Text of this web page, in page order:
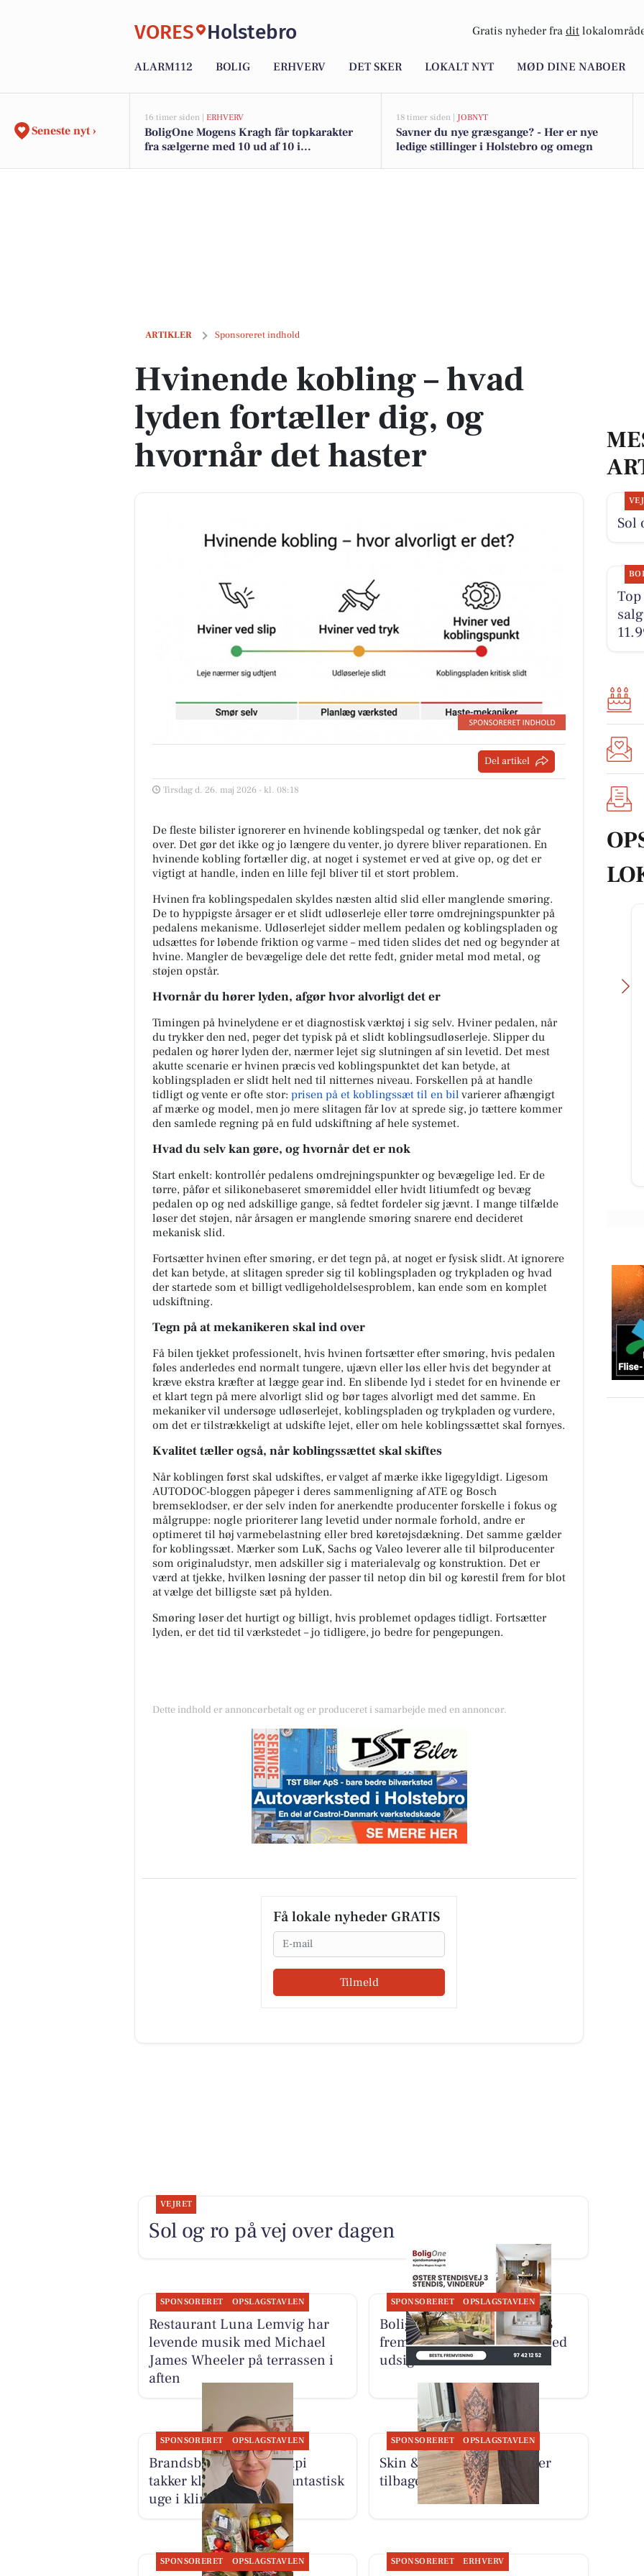
VORES Holstebro Gratis nyheder fra dit
ALARM112 BOLIG ERHVERV DET SKER LOKALT NYT MØD DINE NABOER
Seneste nyt ›
16 timer siden | ERHVERV
BoligOne Mogens Kragh får topkarakter
fra sælgerne med 10 ud af 10 i
18 timer siden | JOBNYT
Savner du nye græsgange? - Her er nye
ledige stillinger i Holstebro og omegn
ARTIKLER Sponsoreret indhold
Hvinende kobling – hvad lyden fortæller dig, og hvornår det haster
Hvinende kobling – hvad
lyden fortæller dig, og
hvornår det haster
Del artikel
Tirsdag d. 26. maj 2026 - kl. 08:18
De fleste bilister ignorerer en hvinende koblingspedal og tænker, det nok går
over. Det gør det ikke og jo længere du venter, jo dyrere bliver reparationen. En
hvinende kobling fortæller dig, at noget i systemet er ved at give op, og det er
vigtigt at handle, inden en lille fejl bliver til et stort problem.
Hvinen fra koblingspedalen skyldes næsten altid slid eller manglende smøring.
De to hyppigste årsager er et slidt udløserleje eller tørre omdrejningspunkter på
pedalens mekanisme. Udløserlejet sidder mellem pedalen og koblingspladen og
udsættes for løbende friktion og varme – med tiden slides det ned og begynder at
hvine. Mangler de bevægelige dele det rette fedt, gnider metal mod metal, og
støjen opstår.
Hvornår du hører lyden, afgør hvor alvorligt det er
Timingen på hvinelydene er et diagnostisk værktøj i sig selv. Hviner pedalen, når
du trykker den ned, peger det typisk på et slidt koblingsudløserleje. Slipper du
pedalen og hører lyden der, nærmer lejet sig slutningen af sin levetid. Det mest
akutte scenarie er hvinen præcis ved koblingspunktet det kan betyde, at
koblingspladen er slidt helt ned til nitternes niveau. Forskellen på at handle
tidligt og vente er ofte stor: prisen på et koblingssæt til en bil varierer afhængigt
af mærke og model, men jo mere slitagen får lov at sprede sig, jo tættere kommer
den samlede regning på en fuld udskiftning af hele systemet.
Hvad du selv kan gøre, og hvornår det er nok
Start enkelt: kontrollér pedalens omdrejningspunkter og bevægelige led. Er de
tørre, påfør et silikonebaseret smøremiddel eller hvidt litiumfedt og bevæg
pedalen op og ned adskillige gange, så fedtet fordeler sig jævnt. I mange tilfælde
løser det støjen, når årsagen er manglende smøring snarere end decideret
mekanisk slid.
Fortsætter hvinen efter smøring, er det tegn på, at noget er fysisk slidt. At ignorere
det kan betyde, at slitagen spreder sig til koblingspladen og trykpladen og hvad
der startede som et billigt vedligeholdelsesproblem, kan ende som en komplet
udskiftning.
Tegn på at mekanikeren skal ind over
Få bilen tjekket professionelt, hvis hvinen fortsætter efter smøring, hvis pedalen
føles anderledes end normalt tungere, ujævn eller løs eller hvis det begynder at
kræve ekstra kræfter at lægge gear ind. En slibende lyd i stedet for en hvinende er
et klart tegn på mere alvorligt slid og bør tages alvorligt med det samme. En
mekaniker vil undersøge udløserlejet, koblingspladen og trykpladen og vurdere,
om det er tilstrækkeligt at udskifte lejet, eller om hele koblingssættet skal fornyes.
Kvalitet tæller også, når koblingssættet skal skiftes
Når koblingen først skal udskiftes, er valget af mærke ikke ligegyldigt. Ligesom
AUTODOC-bloggen påpeger i deres sammenligning af ATE og Bosch
bremseklodser, er der selv inden for anerkendte producenter forskelle i fokus og
målgruppe: nogle prioriterer lang levetid under normale forhold, andre er
optimeret til høj varmebelastning eller bred køretøjsdækning. Det samme gælder
for koblingssæt. Mærker som LuK, Sachs og Valeo leverer alle til bilproducenter
som originaludstyr, men adskiller sig i materialevalg og konstruktion. Det er
værd at tjekke, hvilken løsning der passer til netop din bil og kørestil frem for blot
at vælge det billigste sæt på hylden.
Smøring løser det hurtigt og billigt, hvis problemet opdages tidligt. Fortsætter
lyden, er det tid til værkstedet – jo tidligere, jo bedre for pengepungen.
Dette indhold er annoncørbetalt og er produceret i samarbejde med en annoncør.
Få lokale nyheder GRATIS
Email
Tilmeld
Sol
Møblér med Kumo
Holstebro
Mere komfort? Det kan du tilvælge
med Stamford 🛋️ Sammensæt din
sofa, så den passer til både stuen
og hverdagen - med muli...
Åbn opslaget
Kumo Outlet
Ugens nyeste skarpe tilbud fra
Kumo Outlet 🇩🇰 HUSK at vi står
klar med åbne arme og ene
fremragende tilbud HVER uge
Åbn opslaget
VEJRET
Sol og ro på vej over dagen
SPONSORERET OPSLAGSTAVLEN
Restaurant Luna Lemvig har
levende musik med Michael
James Wheeler på terrassen i
aften
SPONSORERET OPSLAGSTAVLEN
BoligOne Mogens Kragh I/S
fremviser rummelig villa med
udsigt til åbne marker
SPONSORERET OPSLAGSTAVLEN
Brandsborgs Kropsterapi
takker klienter for en fantastisk
uge i klinikken
SPONSORERET OPSLAGSTAVLEN
Skin & Colors Tattoo ApS er
tilbage fra sommerferie
SPONSORERET OPSLAGSTAVLEN SPONSORERET ERHVERV